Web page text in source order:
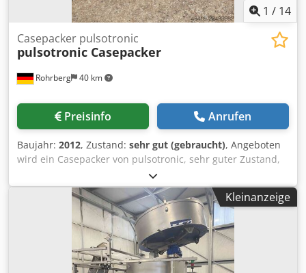
1 / 14
Rohrberg 40 km
Casepacker pulsotronic
pulsotronic Casepacker
Preisinfo Anrufen
Baujahr: 2012, Zustand: sehr gut (gebraucht), Angeboten
wird ein Casepacker von pulsotronic, sehr guter Zustand,
Baujahr 2012. Crodpfezru A Iox Aipsf
Kleinanzeige